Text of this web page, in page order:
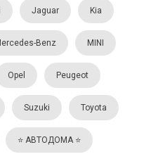
Jaguar Kia
Benz MINI
Opel Peugeot
Suzuki Toyota
⭐️ АВТОДОМА ⭐️